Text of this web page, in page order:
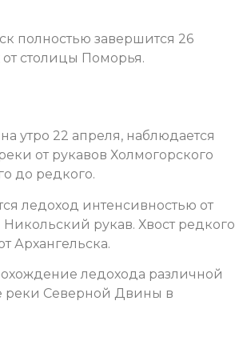
полностью завершится 26
от столицы Поморья.
утро 22 апреля, наблюдается
от рукавов Холмогорского
до редкого.
ледоход интенсивностью от
рукав. Хвост редкого
Архангельска.
ледохода различной
реки Северной Двины в